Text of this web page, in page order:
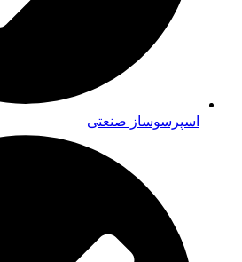
اسپرسوساز صنعتی